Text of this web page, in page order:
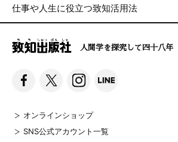
仕事や人生に役立つ致知活用法
人間学を探究して四十八年
オンラインショップ
SNS公式アカウント一覧